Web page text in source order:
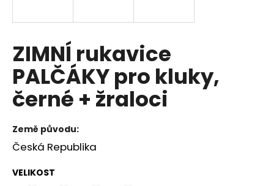
ZIMNÍ rukavice
PALČÁKY pro kluky,
černé + žraloci
Země původu:
Česká Republika
VELIKOST
í
t
?